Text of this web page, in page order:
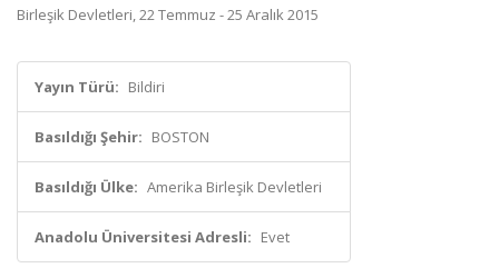
Birleşik Devletleri, 22 Temmuz - 25 Aralık 2015
Yayın Türü: Bildiri
Basıldığı Şehir: BOSTON
Basıldığı Ülke: Amerika Birleşik Devletleri
Anadolu Üniversitesi Adresli: Evet